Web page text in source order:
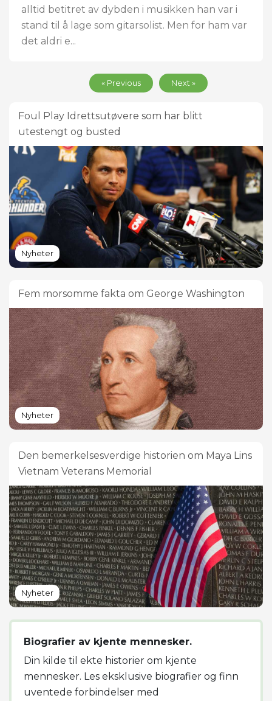
alltid betitret av dybden i musikken han var i
stand til å lage som gitarsolist. Men for ham var
det aldri e...
« Previous Next »
Foul Play Idrettsutøvere som har blitt
utestengt og busted
Nyheter
Fem morsomme fakta om George Washington
Nyheter
Den bemerkelsesverdige historien om Maya Lins
Vietnam Veterans Memorial
Nyheter
Biografier av kjente mennesker.
Din kilde til ekte historier om kjente
mennesker. Les eksklusive biografier og finn
uventede forbindelser med